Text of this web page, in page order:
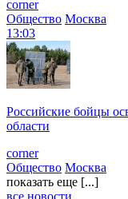
corner
Общество Москва
13:03
Российские бойцы
области
corner
Общество Москва
показать еще [...]
все новости